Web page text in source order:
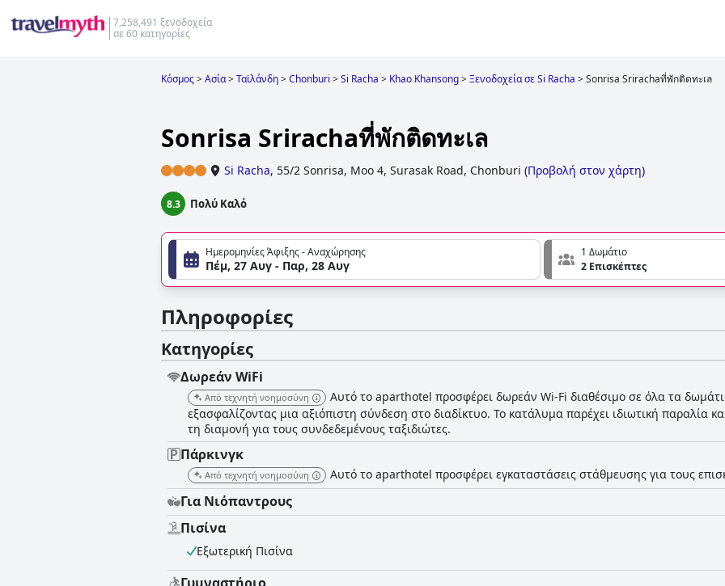
7,258,491 ξενοδοχεία
σε 60 κατηγορίες
Κόσμος>Ασία>Ταϊλάνδη>Chonburi >Si Racha > Khao Khansong>Ξενοδοχεία σε Si Racha >Sonrisa Srirachaที่พักติดทะเล
Sonrisa Srirachaที่พักติดทะเล
Si Racha, 55/2 Sonrisa, Moo 4, Surasak Road, Chonburi (Προβολή στον χάρτη)
8.3 Πολύ Καλό
Ημερομηνίες Άφιξης - Αναχώρησης
Πέμ, 27 Αυγ - Παρ, 28 Αυγ
1 Δωμάτιο
2 Επισκέπτες
Πληροφορίες
Κατηγορίες
Δωρεάν WiFi
Από τεχνητή νοημοσύνη
Αυτό το aparthotel προσφέρει δωρεάν Wi-Fi διαθέσιμο σε όλα τα
εξασφαλίζοντας μια αξιόπιστη σύνδεση στο διαδίκτυο. Το κατάλυμα παρέχει ιδιωτική παραλία
τη διαμονή για τους συνδεδεμένους ταξιδιώτες.
Πάρκινγκ
Από τεχνητή νοημοσύνη Αυτό το aparthotel προσφέρει εγκαταστάσεις στάθμευσης για τους
Για Νιόπαντρους
Πισίνα
Εξωτερική Πισίνα